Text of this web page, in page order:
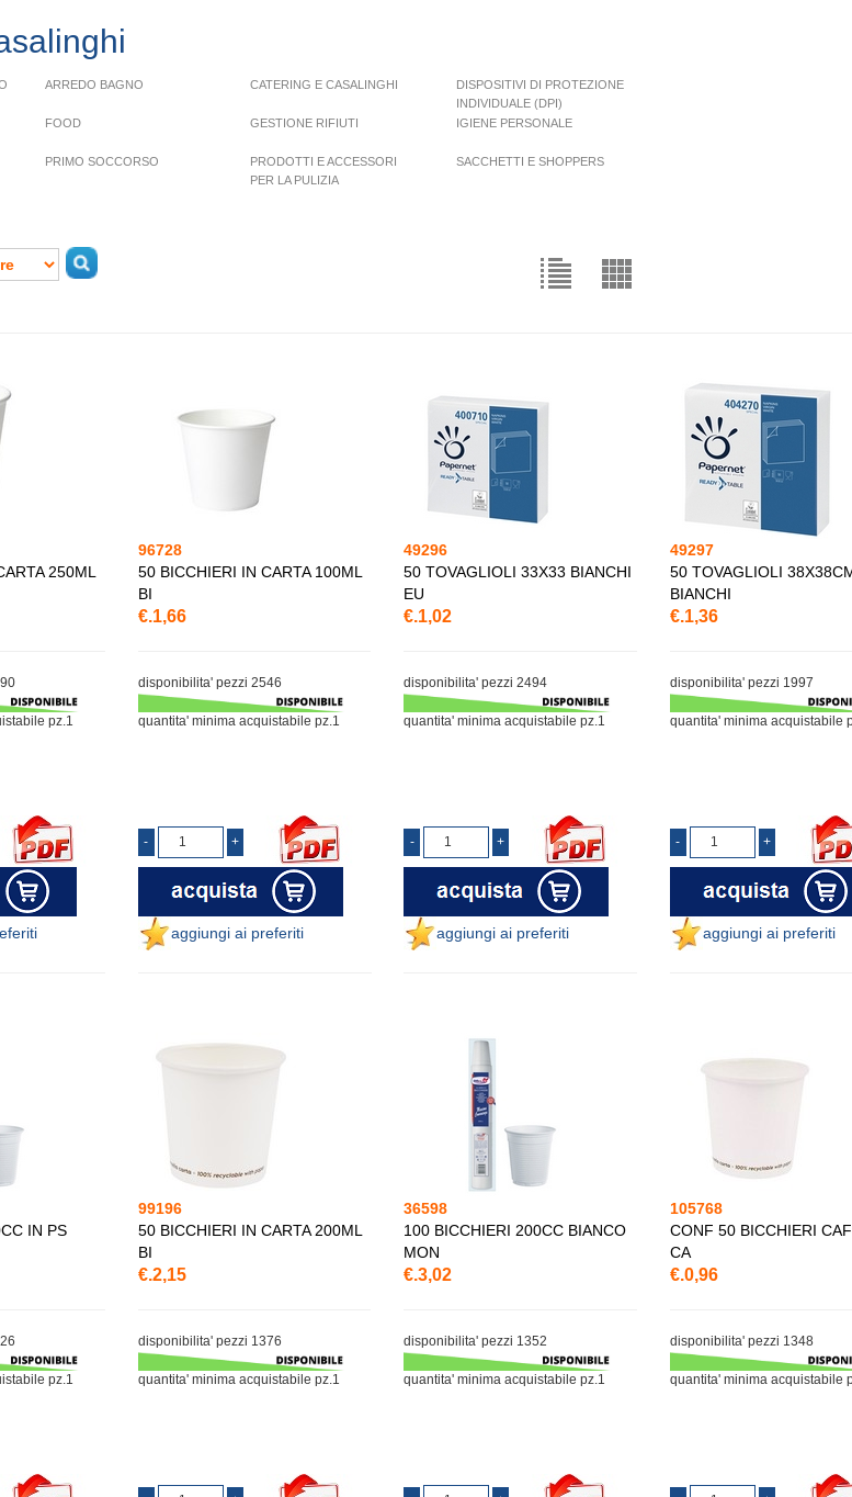
ARREDO BAGNO CATERING E CASALINGHI
DISPOSITIVI DI PROTEZIONE
INDIVIDUALE (DPI)
FOOD GESTIONE RIFIUTI IGIENE PERSONALE
PRIMO SOCCORSO
PRODOTTI E ACCESSORI
PER LA PULIZIA
SACCHETTI E SHOPPERS
250ML
pz.1
96728
50 BICCHIERI IN CARTA 100ML
BI
€.1,66
disponibilita' pezzi 2546
quantita' minima acquistabile pz.1
aggiungi ai preferiti
49296
50 TOVAGLIOLI 33X33 BIANCHI
EU
€.1,02
disponibilita' pezzi 2494
quantita' minima acquistabile pz.1
aggiungi ai preferiti
49297
50 TOVAGLIOLI
BIANCHI
€.1,36
disponibilita' pezzi 1997
quantita' minima acquistabile
aggiungi ai preferiti
IN PS
pz.1
99196
50 BICCHIERI IN CARTA 200ML
BI
€.2,15
disponibilita' pezzi 1376
quantita' minima acquistabile pz.1
36598
100 BICCHIERI 200CC BIANCO
MON
€.3,02
disponibilita' pezzi 1352
quantita' minima acquistabile pz.1
105768
CONF 50 BICCHIERI
CA
€.0,96
disponibilita' pezzi 1348
quantita' minima acquistabile